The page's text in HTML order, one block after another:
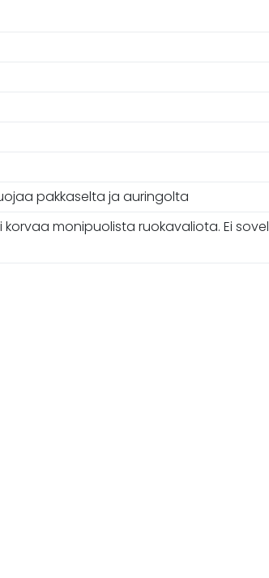
pakkaselta ja auringolta
monipuolista ruokavaliota. Ei